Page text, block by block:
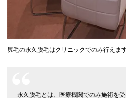
尻毛の永久脱毛はクリニックでのみ行えます
永久脱毛とは、医療機関でのみ施術を